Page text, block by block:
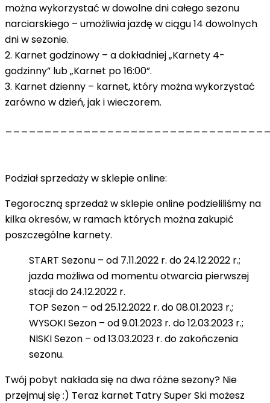
można wykorzystać w dowolne dni całego sezonu
narciarskiego – umożliwia jazdę w ciągu 14 dowolnych
dni w sezonie.
2. Karnet godzinowy – a dokładniej „Karnety 4-
godzinny” lub „Karnet po 16:00”.
3. Karnet dzienny – karnet, który można wykorzystać
zarówno w dzień, jak i wieczorem.
Podział sprzedaży w sklepie online:
Tegoroczną sprzedaż w sklepie online podzieliliśmy na
kilka okresów, w ramach których można zakupić
poszczególne karnety.
START Sezonu – od 7.11.2022 r. do 24.12.2022 r.;
jazda możliwa od momentu otwarcia pierwszej
stacji do 24.12.2022 r.
TOP Sezon – od 25.12.2022 r. do 08.01.2023 r.;
WYSOKI Sezon – od 9.01.2023 r. do 12.03.2023 r.;
NISKI Sezon – od 13.03.2023 r. do zakończenia
sezonu.
Twój pobyt nakłada się na dwa różne sezony? Nie
przejmuj się :) Teraz karnet Tatry Super Ski możesz